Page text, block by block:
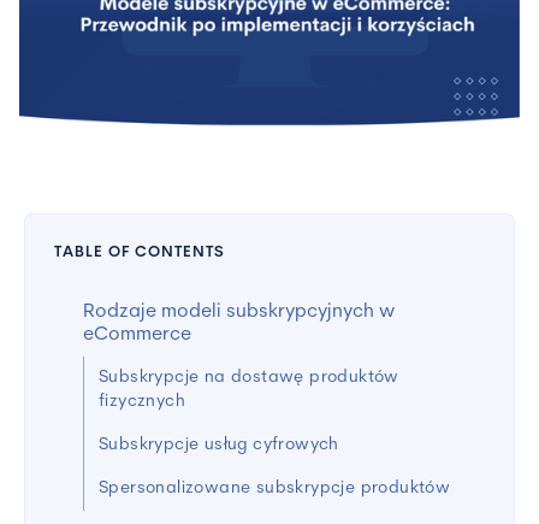
TABLE OF CONTENTS
Rodzaje modeli subskrypcyjnych w
eCommerce
Subskrypcje na dostawę produktów
fizycznych
Subskrypcje usług cyfrowych
Spersonalizowane subskrypcje produktów